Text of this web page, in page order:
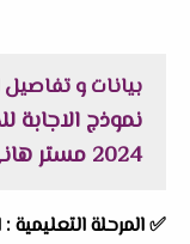
بيانات و تفاصيل
نموذج الاجابة
2024 مستر هانى الكردونى
✅المرحلة التعليمية :